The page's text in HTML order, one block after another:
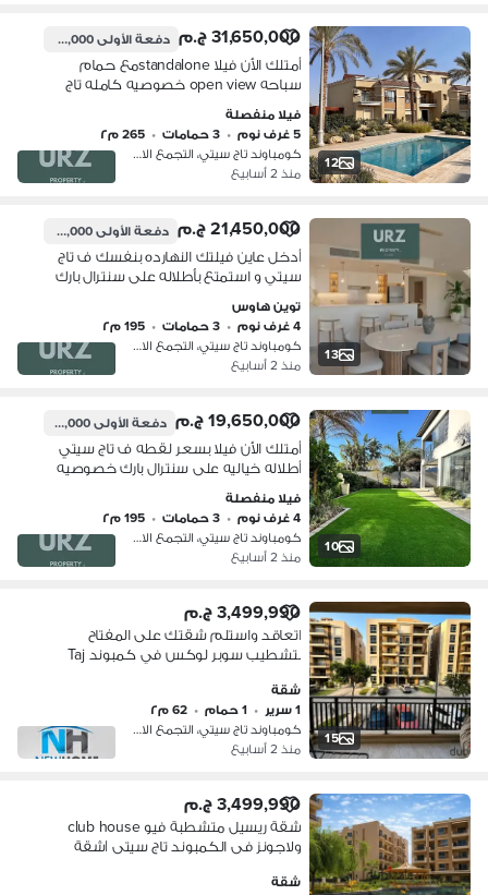
12
31,650,000 ج.م دفعة الأولى4,800,000 ج.م
أمتلك الأن فيلا standaloneمع حمام
سباحه open view خصوصيه كامله تاج
سيتي على طريق السويس بالقرب من
مدينتي دقايق من سوان ليك و بالقرب من
هايد بارك ستون
فيلا منفصلة
5 غرف نوم
• 3 حمامات • 265 م٢
كومباوند تاج سيتي، التجمع الاول
منذ 2 أسابيع
13
21,450,000 ج.م دفعة الأولى3,100,000 ج.م
أدخل عاين فيلتك النهارده بنفسك ف تاج
سيتي و استمتع بأطلاله على سنترال بارك
سوان ليك بالقرب من مفيدا و سوديك
توين هاوس
4 غرف نوم
• 3 حمامات • 195 م٢
كومباوند تاج سيتي، التجمع الاول
منذ 2 أسابيع
10
19,650,000 ج.م دفعة الأولى3,100,000 ج.م
أمتلك الأن فيلا بسعر لقطه ف تاج سيتي
أطلاله خياليه على سنترال بارك خصوصيه
كامله على طريق السويس امام المطار
دقايق من سوان ليك بالقرب من مفيدا و
سوديك
فيلا منفصلة
4 غرف نوم
• 3 حمامات • 195 م٢
كومباوند تاج سيتي، التجمع الاول
منذ 2 أسابيع
15
3,499,990 ج.م
اتعاقد واستلم شقتك على المفتاح
بتشطيب سوبر لوكس في كمبوند Taj
ميفيدا
شقة
1 سرير
• 1 حمام • 62 م٢
كومباوند تاج سيتي، التجمع الاول
منذ 2 أسابيع
3,499,990 ج.م
شقة ريسيل متشطبة فيو club house
ولاجونز فى الكمبوند تاج سيتى |شقة
شقة